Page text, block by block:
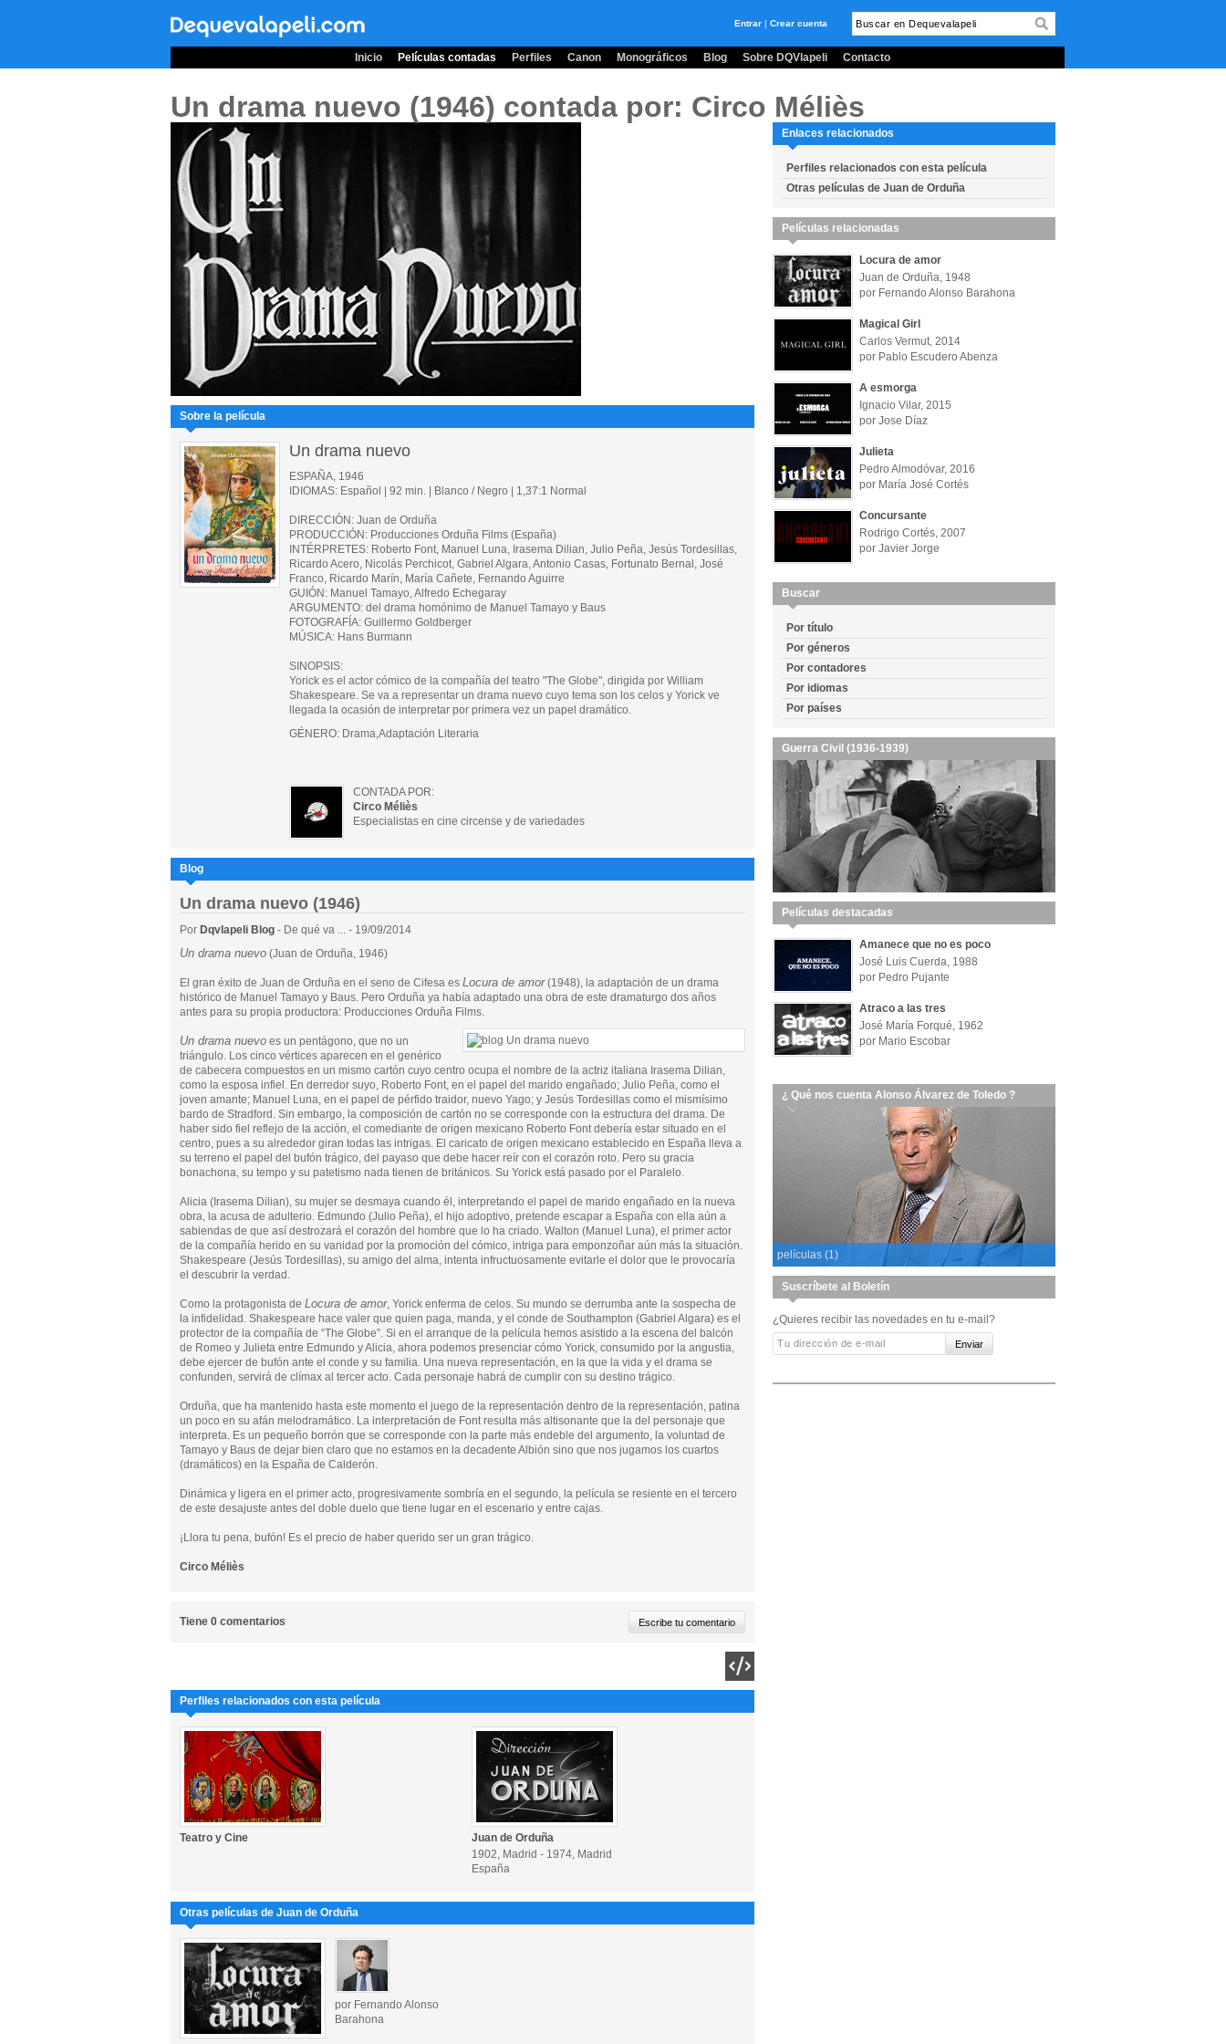
Entrar | Crear cuenta
Inicio Películas contadas Perfiles Canon Monográficos Blog Sobre DQVlapeli Contacto
Un drama nuevo (1946) contada por: Circo Méliès
Sobre la película
Un drama nuevo
ESPAÑA, 1946
IDIOMAS: Español | 92 min. | Blanco / Negro | 1,37:1 Normal
DIRECCIÓN: Juan de Orduña
PRODUCCIÓN: Producciones Orduña Films (España)
INTÉRPRETES: Roberto Font, Manuel Luna, Irasema Dilian, Julio Peña, Jesús Tordesillas,
Ricardo Acero, Nicolás Perchicot, Gabriel Algara, Antonio Casas, Fortunato Bernal, José
Franco, Ricardo Marín, María Cañete, Fernando Aguirre
GUIÓN: Manuel Tamayo, Alfredo Echegaray
ARGUMENTO: del drama homónimo de Manuel Tamayo y Baus
FOTOGRAFÍA: Guillermo Goldberger
MÚSICA: Hans Burmann
SINOPSIS:
Yorick es el actor cómico de la compañía del teatro "The Globe", dirigida por William
Shakespeare. Se va a representar un drama nuevo cuyo tema son los celos y Yorick ve
llegada la ocasión de interpretar por primera vez un papel dramático.
GÉNERO: Drama,Adaptación Literaria
CONTADA POR:
Circo Méliès
Especialistas en cine circense y de variedades
Blog
Un drama nuevo (1946)
Por Dqvlapeli Blog - De qué va ... - 19/09/2014
Un drama nuevo (Juan de Orduña, 1946)
El gran éxito de Juan de Orduña en el seno de Cifesa es Locura de amor(1948), la adaptación de un drama
histórico de Manuel Tamayo y Baus. Pero Orduña ya había adaptado una obra de este dramaturgo dos años
antes para su propia productora: Producciones Orduña Films.
Un drama nuevo es un pentágono, que no un
triángulo. Los cinco vértices aparecen en el genérico
de cabecera compuestos en un mismo cartón cuyo centro ocupa el nombre de la actriz italiana Irasema Dilian,
como la esposa infiel. En derredor suyo, Roberto Font, en el papel del marido engañado; Julio Peña, como el
joven amante; Manuel Luna, en el papel de pérfido traidor, nuevo Yago; y Jesús Tordesillas como el mismísimo
bardo de Stradford. Sin embargo, la composición de cartón no se corresponde con la estructura del drama. De
haber sido fiel reflejo de la acción, el comediante de origen mexicano Roberto Font debería estar situado en el
centro, pues a su alrededor giran todas las intrigas. El caricato de origen mexicano establecido en España lleva a
su terreno el papel del bufón trágico, del payaso que debe hacer reír con el corazón roto. Pero su gracia
bonachona, su tempo y su patetismo nada tienen de británicos. Su Yorick está pasado por el Paralelo.
Alicia (Irasema Dilian), su mujer se desmaya cuando él, interpretando el papel de marido engañado en la nueva
obra, la acusa de adulterio. Edmundo (Julio Peña), el hijo adoptivo, pretende escapar a España con ella aún a
sabiendas de que así destrozará el corazón del hombre que lo ha criado. Walton (Manuel Luna), el primer actor
de la compañía herido en su vanidad por la promoción del cómico, intriga para emponzoñar aún más la situación.
Shakespeare (Jesús Tordesillas), su amigo del alma, intenta infructuosamente evitarle el dolor que le provocaría
el descubrir la verdad.
Como la protagonista de Locura de amor, Yorick enferma de celos. Su mundo se derrumba ante la sospecha de
la infidelidad. Shakespeare hace valer que quien paga, manda, y el conde de Southampton (Gabriel Algara) es el
protector de la compañía de “The Globe”. Si en el arranque de la película hemos asistido a la escena del balcón
de Romeo y Julieta entre Edmundo y Alicia, ahora podemos presenciar cómo Yorick, consumido por la angustia,
debe ejercer de bufón ante el conde y su familia. Una nueva representación, en la que la vida y el drama se
confunden, servirá de clímax al tercer acto. Cada personaje habrá de cumplir con su destino trágico.
Orduña, que ha mantenido hasta este momento el juego de la representación dentro de la representación, patina
un poco en su afán melodramático. La interpretación de Font resulta más altisonante que la del personaje que
interpreta. Es un pequeño borrón que se corresponde con la parte más endeble del argumento, la voluntad de
Tamayo y Baus de dejar bien claro que no estamos en la decadente Albión sino que nos jugamos los cuartos
(dramáticos) en la España de Calderón.
Dinámica y ligera en el primer acto, progresivamente sombría en el segundo, la película se resiente en el tercero
de este desajuste antes del doble duelo que tiene lugar en el escenario y entre cajas.
¡Llora tu pena, bufón! Es el precio de haber querido ser un gran trágico.
Circo Méliès
Tiene 0 comentarios
Perfiles relacionados con esta película
Teatro y Cine
Juan de Orduña
1902, Madrid - 1974, Madrid
España
Otras películas de Juan de Orduña
por Fernando Alonso
Barahona
Enlaces relacionados
Perfiles relacionados con esta película
Otras películas de Juan de Orduña
Películas relacionadas
Locura de amor
Juan de Orduña, 1948
por Fernando Alonso Barahona
Magical Girl
Carlos Vermut, 2014
por Pablo Escudero Abenza
A esmorga
Ignacio Vilar, 2015
por Jose Díaz
Julieta
Pedro Almodóvar, 2016
por María José Cortés
Concursante
Rodrigo Cortés, 2007
por Javier Jorge
Buscar
Por título
Por géneros
Por contadores
Por idiomas
Por países
Guerra Civil (1936-1939)
Películas destacadas
Amanece que no es poco
José Luis Cuerda, 1988
por Pedro Pujante
Atraco a las tres
José María Forqué, 1962
por Mario Escobar
¿ Qué nos cuenta Alonso Álvarez de Toledo ?
películas (1)
Suscríbete al Boletín
¿Quieres recibir las novedades en tu e-mail?